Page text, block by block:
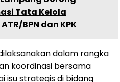
Tata Kelola
BPN dan KPK
dalam rangka
koordinasi bersama
isu strategis di bidang